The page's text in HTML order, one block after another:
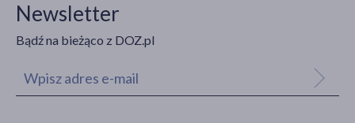
Newsletter
Bądź na bieżąco z DOZ.pl